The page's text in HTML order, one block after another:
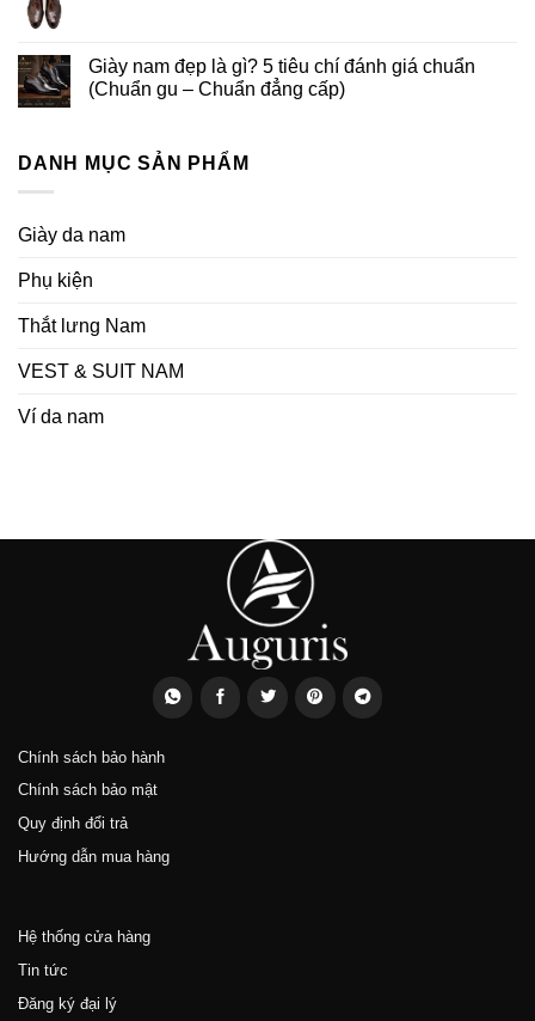
Giày nam đẹp là gì? 5 tiêu chí đánh giá chuẩn
(Chuẩn gu – Chuẩn đẳng cấp)
DANH MỤC SẢN PHẨM
Giày da nam
Phụ kiện
Thắt lưng Nam
VEST & SUIT NAM
Ví da nam
Chính sách bảo hành
Chính sách bảo mật
Quy định đổi trả
Hướng dẫn mua hàng
Hệ thống cửa hàng
Tin tức
Đăng ký đại lý